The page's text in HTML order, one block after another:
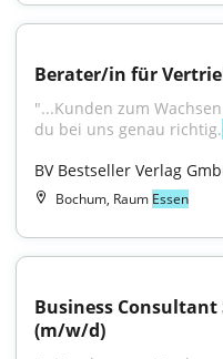
Berater/in für
"...Kunden zum
du bei uns genau richtig.
BV Bestseller Verlag
Bochum, Raum Essen
Business
(m/w/d)